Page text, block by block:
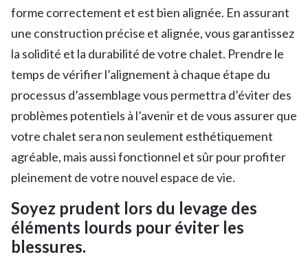
forme correctement et est bien alignée. En assurant
une construction précise et alignée, vous garantissez
la solidité et la durabilité de votre chalet. Prendre le
temps de vérifier l’alignement à chaque étape du
processus d’assemblage vous permettra d’éviter des
problèmes potentiels à l’avenir et de vous assurer que
votre chalet sera non seulement esthétiquement
agréable, mais aussi fonctionnel et sûr pour profiter
pleinement de votre nouvel espace de vie.
Soyez prudent lors du levage des
éléments lourds pour éviter les
blessures.